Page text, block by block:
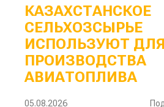
КАЗАХСТАНСКОЕ
СЕЛЬХОЗСЫРЬЕ
ИСПОЛЬЗУЮТ ДЛЯ
ПРОИЗВОДСТВА
АВИАТОПЛИВА
05.08.2026